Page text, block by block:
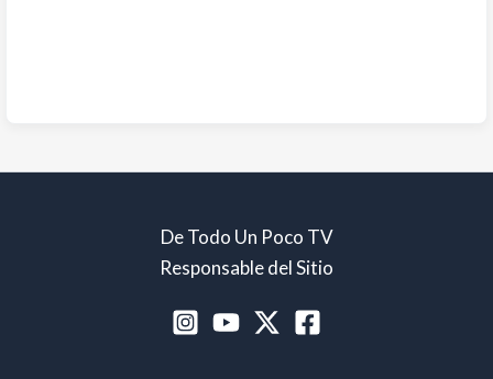
De Todo Un Poco TV
Responsable del Sitio